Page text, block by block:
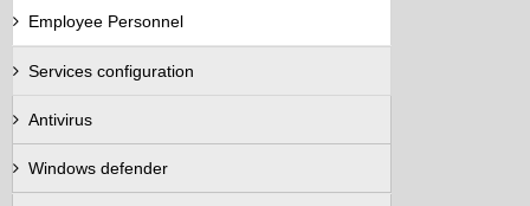
Employee Personnel
Services configuration
Antivirus
Windows defender